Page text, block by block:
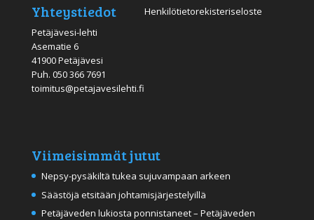
Yhteystiedot
Petäjävesi-lehti
Asematie 6
41900 Petäjävesi
Puh. 050 366 7691
toimitus@petajavesilehti.fi
Henkilötietorekisteriseloste
Viimeisimmät jutut
Nepsy-pysäkiltä tukea sujuvampaan arkeen
Säästöjä etsitään johtamisjärjestelyillä
Petäjäveden lukiosta ponnistaneet – Petäjäveden